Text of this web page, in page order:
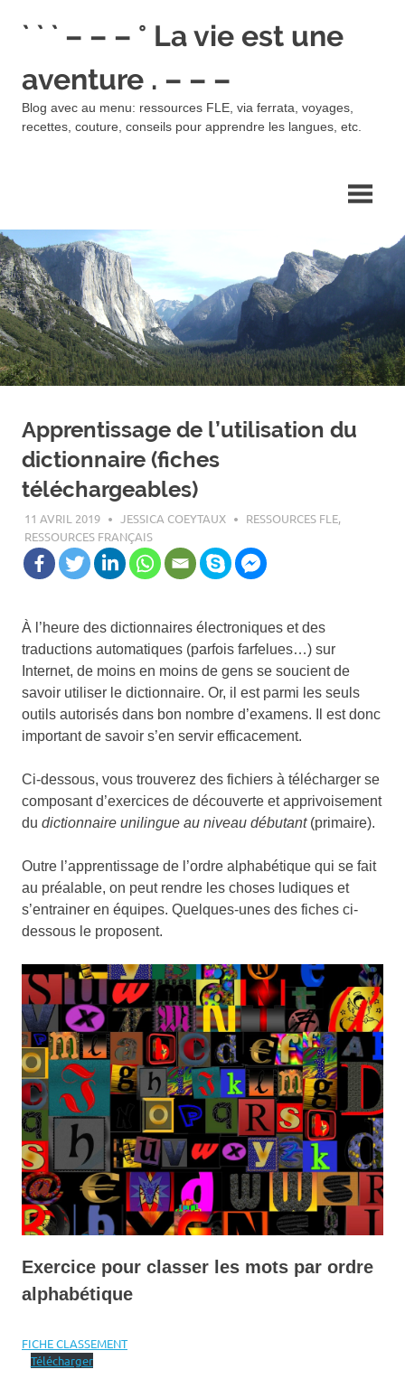
` ` ` – – – ° La vie est une
aventure . – – –
Blog avec au menu: ressources FLE, via ferrata, voyages,
recettes, couture, conseils pour apprendre les langues, etc.
Apprentissage de l’utilisation du
dictionnaire (fiches
téléchargeables)
11 AVRIL 2019 JESSICA COEYTAUX RESSOURCES FLE,
RESSOURCES FRANÇAIS
À l’heure des dictionnaires électroniques et des
traductions automatiques (parfois farfelues…) sur
Internet, de moins en moins de gens se soucient de
savoir utiliser le dictionnaire. Or, il est parmi les seuls
outils autorisés dans bon nombre d’examens. Il est donc
important de savoir s’en servir efficacement.
Ci-dessous, vous trouverez des fichiers à télécharger se
composant d’exercices de découverte et apprivoisement
du dictionnaire unilingue au niveau débutant(primaire).
Outre l’apprentissage de l’ordre alphabétique qui se fait
au préalable, on peut rendre les choses ludiques et
s’entrainer en équipes. Quelques-unes des fiches ci-
dessous le proposent.
Exercice pour classer les mots par ordre
alphabétique
FICHE CLASSEMENT
Télécharger